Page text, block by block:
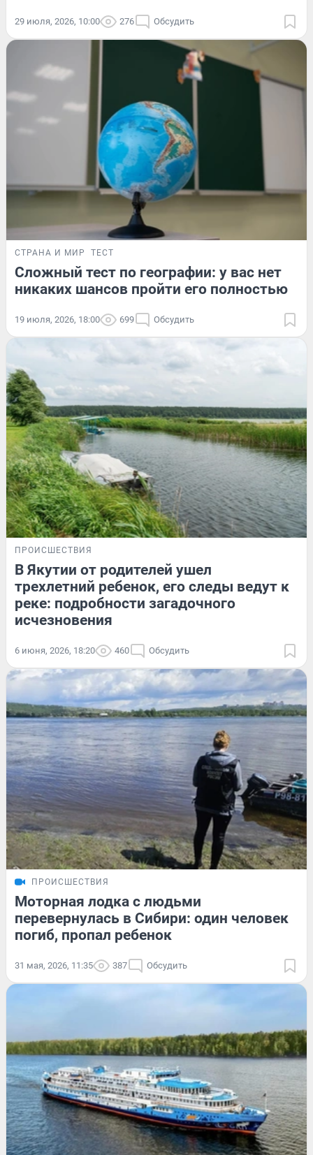
29 июля, 2026, 10:00 276 Обсудить
СТРАНА И МИР ТЕСТ
Сложный тест по географии: у вас нет
никаких шансов пройти его полностью
19 июля, 2026, 18:00 699 Обсудить
ПРОИСШЕСТВИЯ
В Якутии от родителей ушел
трехлетний ребенок, его следы ведут к
реке: подробности загадочного
исчезновения
6 июня, 2026, 18:20 460 Обсудить
ПРОИСШЕСТВИЯ
Моторная лодка с людьми
перевернулась в Сибири: один человек
погиб, пропал ребенок
31 мая, 2026, 11:35 387 Обсудить